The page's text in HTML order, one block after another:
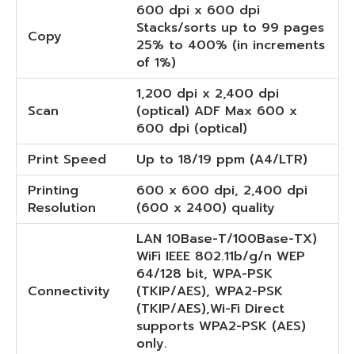
Copy
600 dpi x 600 dpi
Stacks/sorts up to 99 pages
25% to 400% (in increments
of 1%)
Scan
1,200 dpi x 2,400 dpi
(optical) ADF Max 600 x
600 dpi (optical)
Print Speed
Up to 18/19 ppm (A4/LTR)
Printing
Resolution
600 x 600 dpi, 2,400 dpi
(600 x 2400) quality
Connectivity
LAN 10Base-T/100Base-TX)
WiFi IEEE 802.11b/g/n WEP
64/128 bit, WPA-PSK
(TKIP/AES), WPA2-PSK
(TKIP/AES),Wi-Fi Direct
supports WPA2-PSK (AES)
only.